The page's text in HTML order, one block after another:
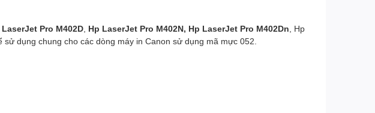
LaserJet Pro M402D Hp LaserJet Pro M402N, Hp LaserJet Pro M402Dn , Hp
sử dụng chung cho các dòng máy in Canon sử dụng mã mực 052.